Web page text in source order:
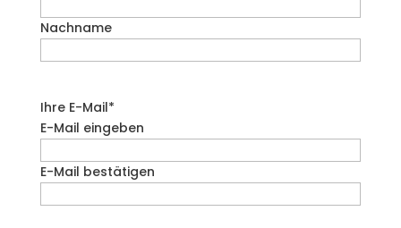
Nachname
Ihre E-Mail*
E-Mail eingeben
E-Mail bestätigen